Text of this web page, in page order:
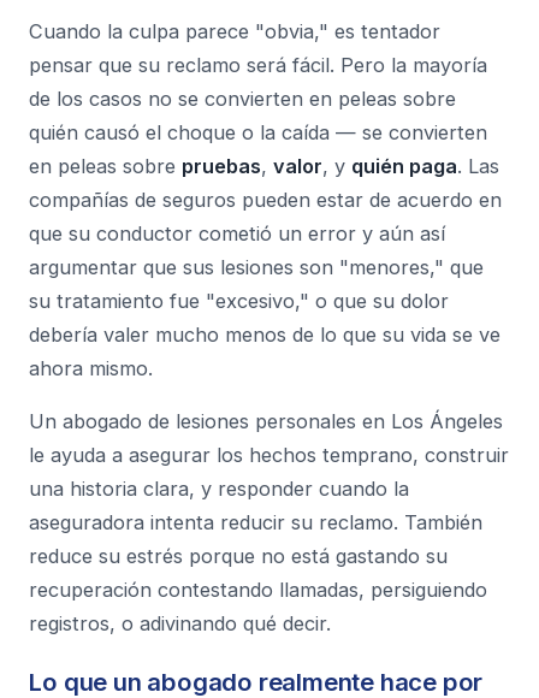
Cuando la culpa parece "obvia," es tentador
pensar que su reclamo será fácil. Pero la mayoría
de los casos no se convierten en peleas sobre
quién causó el choque o la caída — se convierten
en peleas sobre pruebas,valor, y quién paga. Las
compañías de seguros pueden estar de acuerdo en
que su conductor cometió un error y aún así
argumentar que sus lesiones son "menores," que
su tratamiento fue "excesivo," o que su dolor
debería valer mucho menos de lo que su vida se ve
ahora mismo.
Un abogado de lesiones personales en Los Ángeles
le ayuda a asegurar los hechos temprano, construir
una historia clara, y responder cuando la
aseguradora intenta reducir su reclamo. También
reduce su estrés porque no está gastando su
recuperación contestando llamadas, persiguiendo
registros, o adivinando qué decir.
Lo que un abogado realmente hace por